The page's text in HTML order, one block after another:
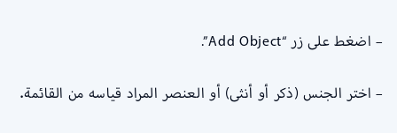
– اضغط على زر “Add Object”.
– اختر الجنس (ذكر أو أنثى) أو العنصر المراد قياسه من القائمة.